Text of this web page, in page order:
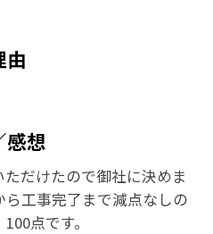
由
感想
だけたので御社に決めま
ら工事完了まで減点なしの
点です。